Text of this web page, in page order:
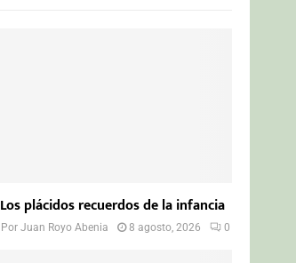
Los plácidos recuerdos de la infancia
PorJuan Royo Abenia 8 agosto, 2026 0